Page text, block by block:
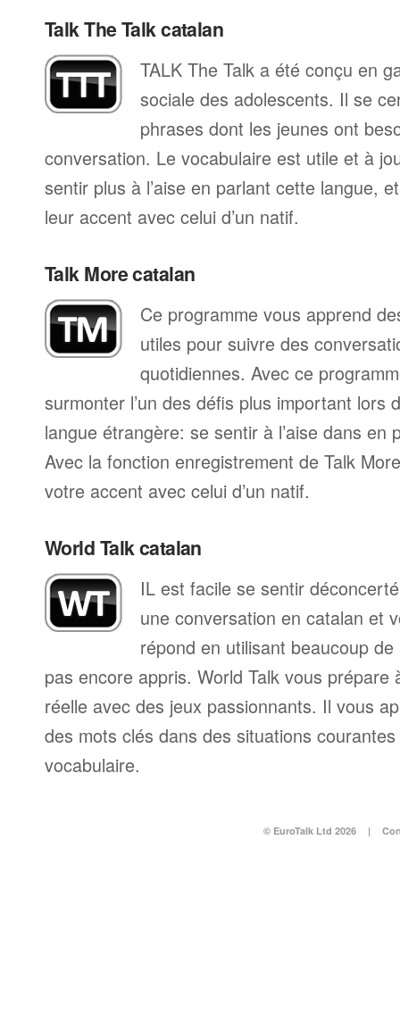
Talk The Talk catalan
TALK The Talk a été conçu en
sociale des adolescents. Il se
phrases dont les jeunes ont
conversation. Le vocabulaire est utile et à
sentir plus à l’aise en parlant cette langue,
leur accent avec celui d’un natif.
Talk More catalan
Ce programme vous apprend
utiles pour suivre des
quotidiennes. Avec ce
surmonter l’un des défis plus important lors
langue étrangère: se sentir à l’aise dans en
Avec la fonction enregistrement de Talk
votre accent avec celui d’un natif.
World Talk catalan
IL est facile se sentir
une conversation en catalan et
répond en utilisant beaucoup de
pas encore appris. World Talk vous prépare
réelle avec des jeux passionnants. Il vous
des mots clés dans des situations
vocabulaire.
© EuroTalk Ltd 2026 |